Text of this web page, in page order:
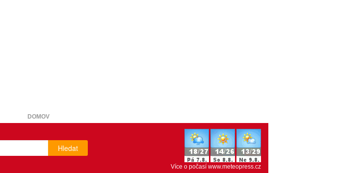
DOMOV
Hledat
Více o počasí www.meteopress.cz